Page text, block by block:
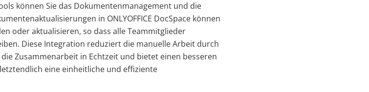
können Sie das Dokumentenmanagement und die
in ONLYOFFICE DocSpace können
oder aktualisieren, so dass alle Teammitglieder
Diese Integration reduziert die manuelle Arbeit durch
Zusammenarbeit in Echtzeit und bietet einen besseren
eine einheitliche und effiziente